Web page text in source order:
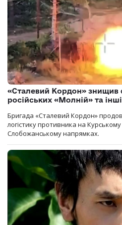
«Сталевий Кордон» знищив
російських «Молній» та
Бригада «Сталевий Кордон»
логістику противника на Курському
Слобожанському напрямках.